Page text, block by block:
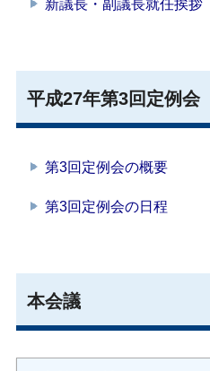
新議長・副議長就任挨拶
平成27年第3回定例会
第3回定例会の概要
第3回定例会の日程
本会議